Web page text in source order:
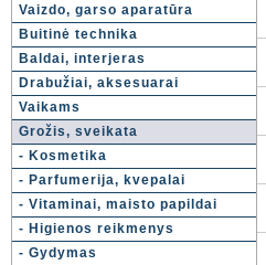
Vaizdo, garso aparatūra
Buitinė technika
Baldai, interjeras
Drabužiai, aksesuarai
Vaikams
Grožis, sveikata
- Kosmetika
- Parfumerija, kvepalai
- Vitaminai, maisto papildai
- Higienos reikmenys
- Gydymas